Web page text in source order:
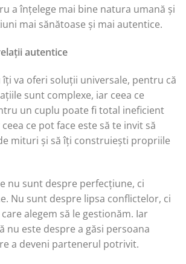
a înțelege mai bine natura umană și
mai sănătoase și mai autentice.
autentice
îți va oferi soluții universale, pentru că
sunt complexe, iar ceea ce
un cuplu poate fi total ineficient
ce pot face este să te invit să
mituri și să îți construiești propriile
nu sunt despre perfecțiune, ci
Nu sunt despre lipsa conflictelor, ci
alegem să le gestionăm. Iar
nu este despre a găsi persoana
a deveni partenerul potrivit.